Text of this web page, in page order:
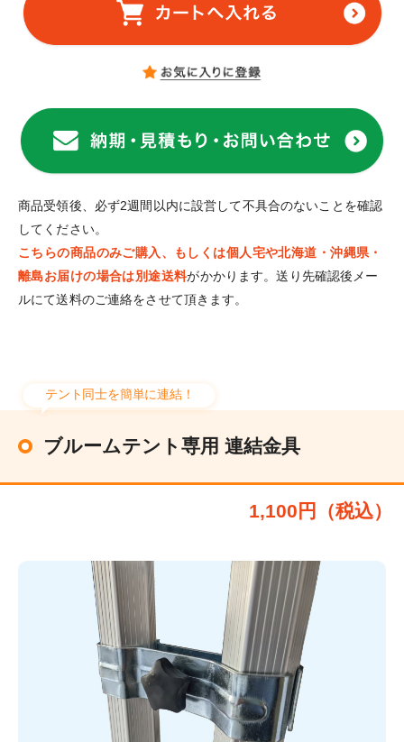
商品受領後、必ず2週間以内に設営して不具合のないことを確認
してください。
こちらの商品のみご購入、もしくは個人宅や北海道・沖縄県・
離島お届けの場合は別途送料がかかります。送り先確認後メー
ルにて送料のご連絡をさせて頂きます。
テント同士を簡単に連結！
ブルームテント専用 連結金具
1,100円（税込）